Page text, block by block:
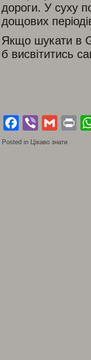
дороги. У суху
дощових
Якщо шукати в
б висвітитись
Facebook
Viber
Posted in Цікаво знати